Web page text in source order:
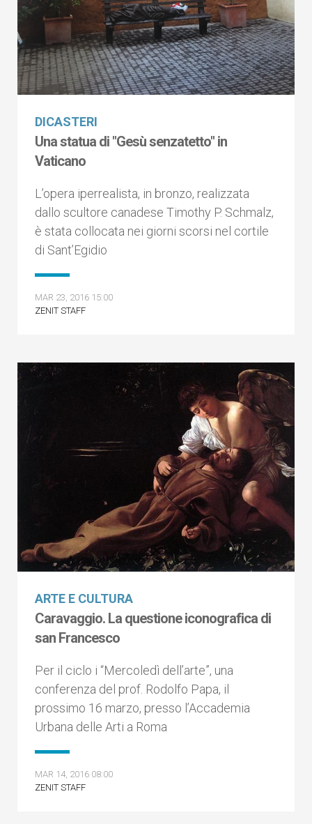
DICASTERI
Una statua di "Gesù senzatetto" in
Vaticano
L’opera iperrealista, in bronzo, realizzata
dallo scultore canadese Timothy P. Schmalz,
è stata collocata nei giorni scorsi nel cortile
di Sant’Egidio
MAR 23, 2016 15:00
ZENIT STAFF
ARTE E CULTURA
Caravaggio. La questione iconografica di
san Francesco
Per il ciclo i “Mercoledì dell’arte”, una
conferenza del prof. Rodolfo Papa, il
prossimo 16 marzo, presso l’Accademia
Urbana delle Arti a Roma
MAR 14, 2016 08:00
ZENIT STAFF